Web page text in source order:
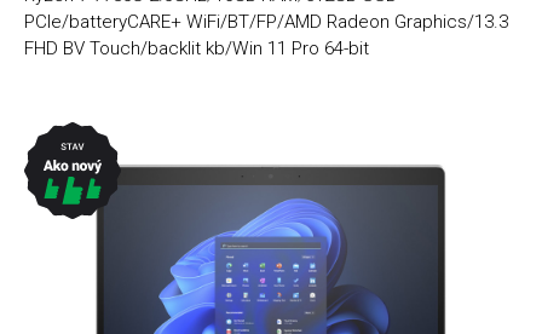
PCIe/batteryCARE+ WiFi/BT/FP/AMD Radeon Graphics/13.3
FHD BV Touch/backlit kb/Win 11 Pro 64-bit